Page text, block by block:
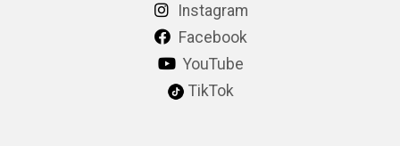
Instagram
Facebook
YouTube
TikTok